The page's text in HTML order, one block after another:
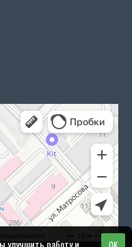
улучшить работу и